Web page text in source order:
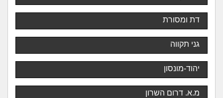
דת ומסורת
גני תקווה
יהוד-מונסון
מ.א. דרום השרון